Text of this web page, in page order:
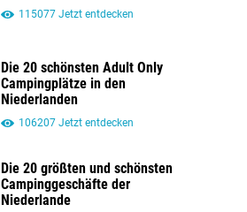
115077 Jetzt entdecken
Die 20 schönsten Adult Only
Campingplätze in den
Niederlanden
106207 Jetzt entdecken
Die 20 größten und schönsten
Campinggeschäfte der
Niederlande